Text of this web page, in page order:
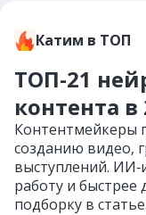
Катим в ТОП
ТОП-21
контента в
Контентмейкеры
созданию видео,
выступлений.
работу и быстрее
подборку в статье.